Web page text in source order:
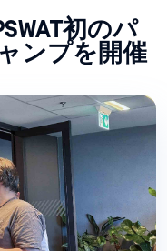
初のパ
ンプを開催